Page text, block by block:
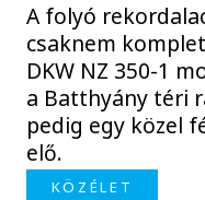
A folyó
csaknem
DKW NZ 350-1
a Batthyány téri
pedig egy közel
elő.
KÖZÉLET